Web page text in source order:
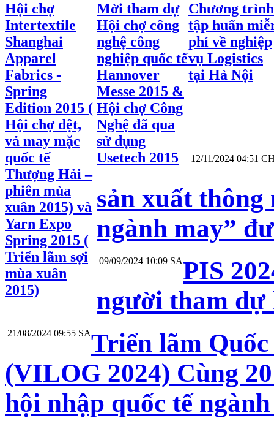
Hội chợ
Intertextile
Shanghai
Apparel
Fabrics -
Spring
Edition 2015 (
Hội chợ dệt,
vả may mặc
quốc tế
Thượng Hải –
phiên mùa
xuân 2015) và
Yarn Expo
Spring 2015 (
Triển lãm sợi
mùa xuân
2015)
Mời tham dự
Hội chợ công
nghệ công
nghiệp quốc tế
Hannover
Messe 2015 &
Hội chợ Công
Nghệ đã qua
sử dụng
Usetech 2015
Chương trình
tập huấn
phí về nghiệp
vụ Logistics
tại Hà Nội
12/11/2024 04:51
sản xuất
ngành may”
09/09/2024 10:09 SAPIS
người tham dự
21/08/2024 09:55 SATriển lãm
(VILOG 2024) Cùng
hội nhập quốc tế